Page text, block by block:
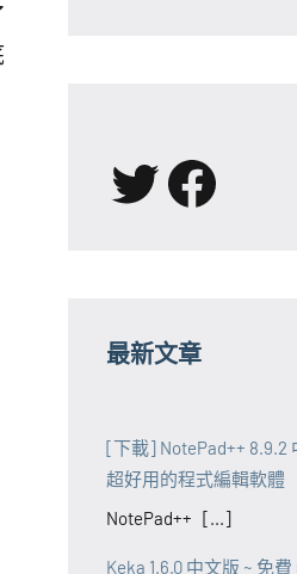
X
最新文章
[下載] NotePad++ 8.9.2
超好用的程式編輯軟體
NotePad++ [...]
Keka 1.6.0 中文版 ~ 免